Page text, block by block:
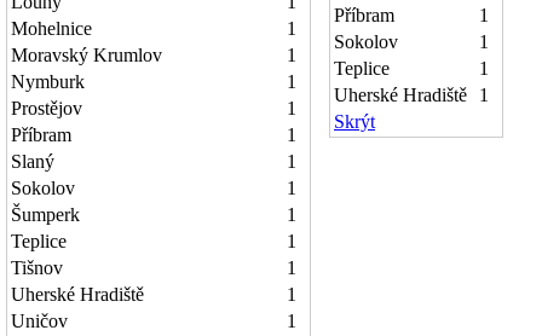
Mohelnice
1
Moravský Krumlov
1
Nymburk
1
Prostějov
1
Příbram
1
Slaný
1
Sokolov
1
Šumperk
1
Teplice
1
Tišnov
1
Uherské Hradiště
1
Uničov
1
Příbram
1
Sokolov
1
Teplice
1
Uherské Hradiště
1
Skrýt